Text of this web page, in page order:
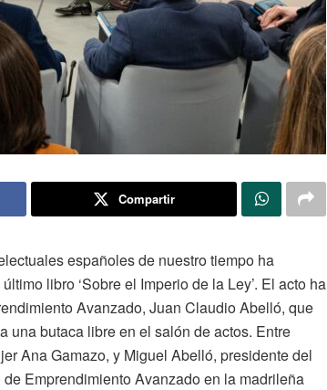
Compartir
españoles de nuestro tiempo ha
libro ‘Sobre el Imperio de la Ley’. El acto ha
Avanzado, Juan Claudio Abelló, que
una butaca libre en el salón de actos. Entre
Ana Gamazo, y Miguel Abelló, presidente del
Emprendimiento Avanzado en la madrileña